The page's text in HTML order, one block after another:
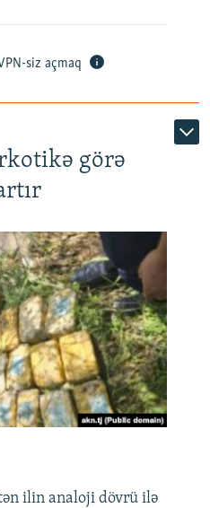
siz açmaq
görə
ilin analoji dövrü ilə